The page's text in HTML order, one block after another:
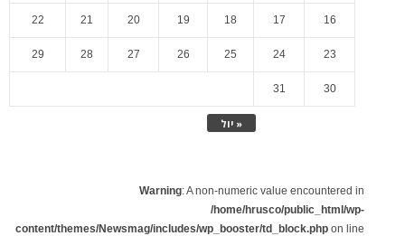
« יול
16
17
18
19
20
21
22
23
24
25
26
27
28
29
30
31
Warning: A non-numeric value encountered in
/home/hrusco/public_html/wp-
content/themes/Newsmag/includes/wp_booster/td_block.php on line